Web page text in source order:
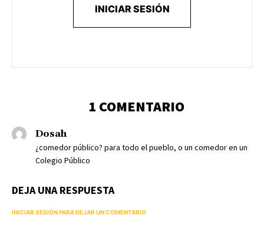
INICIAR SESIÓN
1 COMENTARIO
Dosah
¿comedor público? para todo el pueblo, o un comedor en un
Colegio Público
DEJA UNA RESPUESTA
INICIAR SESIÓN PARA DEJAR UN COMENTARIO